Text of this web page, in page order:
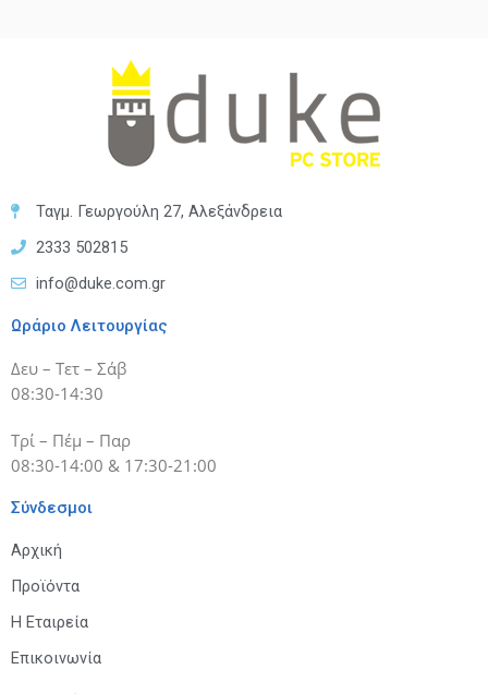
Ταγμ. Γεωργούλη 27, Αλεξάνδρεια
2333 502815
info@duke.com.gr
Ωράριο Λειτουργίας
Δευ – Τετ – Σάβ
08:30-14:30
Τρί – Πέμ – Παρ
08:30-14:00 & 17:30-21:00
Σύνδεσμοι
Αρχική
Προϊόντα
Η Εταιρεία
Επικοινωνία